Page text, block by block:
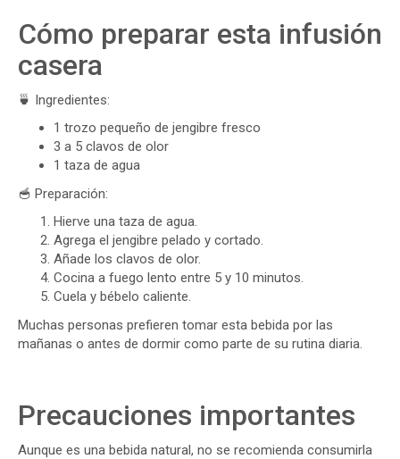
Cómo preparar esta infusión
casera
🍵 Ingredientes:
1 trozo pequeño de jengibre fresco
3 a 5 clavos de olor
1 taza de agua
🥣 Preparación:
Hierve una taza de agua.
Agrega el jengibre pelado y cortado.
Añade los clavos de olor.
Cocina a fuego lento entre 5 y 10 minutos.
Cuela y bébelo caliente.
Muchas personas prefieren tomar esta bebida por las
mañanas o antes de dormir como parte de su rutina diaria.
Precauciones importantes
Aunque es una bebida natural, no se recomienda consumirla